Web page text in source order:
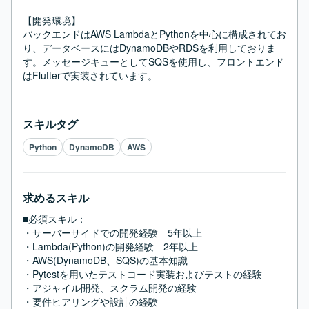
【開発環境】
バックエンドはAWS LambdaとPythonを中心に構成されてお
り、データベースにはDynamoDBやRDSを利用しておりま
す。メッセージキューとしてSQSを使用し、フロントエンド
はFlutterで実装されています。
スキルタグ
Python DynamoDB AWS
求めるスキル
■必須スキル：
・サーバーサイドでの開発経験　5年以上
・Lambda(Python)の開発経験　2年以上
・AWS(DynamoDB、SQS)の基本知識
・Pytestを用いたテストコード実装およびテストの経験
・アジャイル開発、スクラム開発の経験
・要件ヒアリングや設計の経験